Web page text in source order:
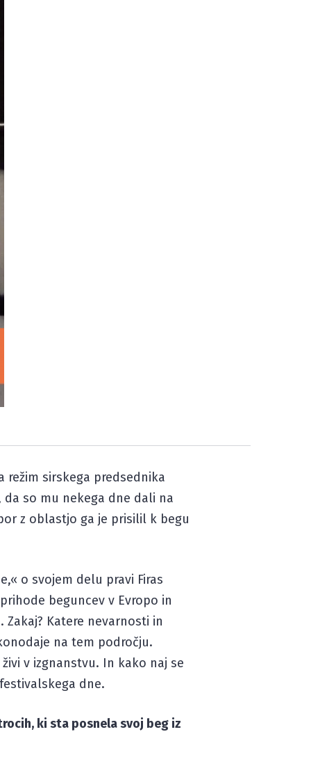
režim sirskega predsednika
so mu nekega dne dali na
z oblastjo ga je prisilil k begu
o svojem delu pravi Firas
beguncev v Evropo in
Katere nevarnosti in
na tem področju.
v izgnanstvu. In kako naj se
dne.
ki sta posnela svoj beg iz